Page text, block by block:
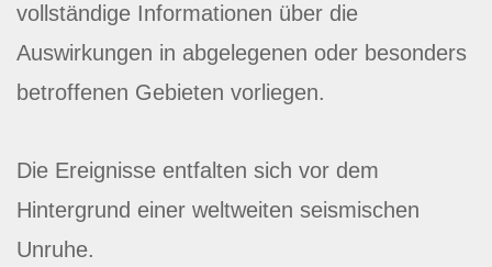
vollständige Informationen über die
Auswirkungen in abgelegenen oder besonders
betroffenen Gebieten vorliegen.
Die Ereignisse entfalten sich vor dem
Hintergrund einer weltweiten seismischen
Unruhe.